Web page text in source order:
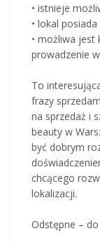
• istnieje
• lokal
• możliwa jest
prowadzenie
To
frazy
na sprzedaż i
beauty w
być dobrym
chcącego
lokalizacji.
Odstępne –